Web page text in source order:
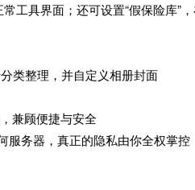
工具界面；还可设置“假保险库”
类整理，并自定义相册封面
兼顾便捷与安全
服务器，真正的隐私由你全权掌控